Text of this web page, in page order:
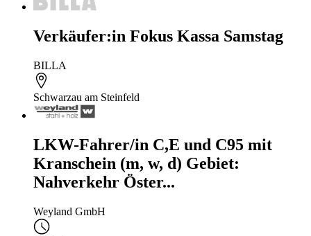
Verkäufer:in Fokus Kassa Samstag
BILLA
Schwarzau am Steinfeld
LKW-Fahrer/in C,E und C95 mit
Kranschein (m, w, d) Gebiet:
Nahverkehr Öster...
Weyland GmbH